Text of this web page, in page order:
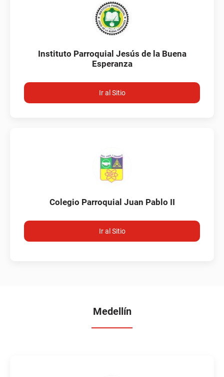
Instituto Parroquial Jesús de la Buena
Esperanza
Ir al Sitio
Colegio Parroquial Juan Pablo II
Ir al Sitio
Medellín